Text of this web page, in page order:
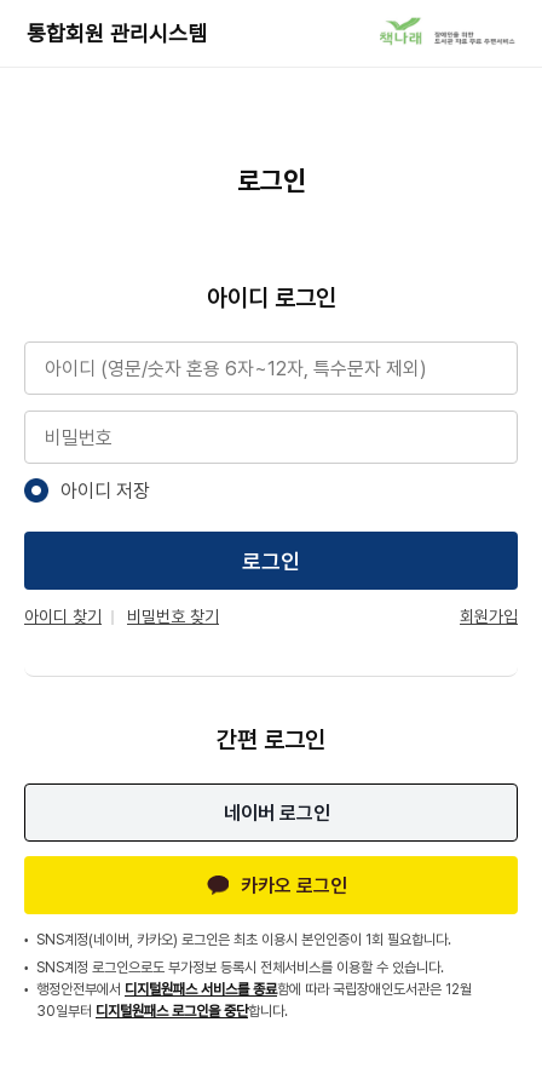
통합회원 관리시스템
책
나
로그인
아이디 로그인
아이디
비밀번호
아이디 저장
로그인
아이디 찾기 비밀번호 찾기 회원가입
간편 로그인
네이버 로그인
카카오 로그인
SNS계정(네이버, 카카오) 로그인은 최초 이용시 본인인증이 1회 필요합니다.
SNS계정 로그인으로도 부가정보 등록시 전체서비스를 이용할 수 있습니다.
행정안전부에서 디지털원패스 서비스를 종료함에 따라 국립장애인도서관은 12월
30일부터 디지털원패스 로그인을 중단합니다.